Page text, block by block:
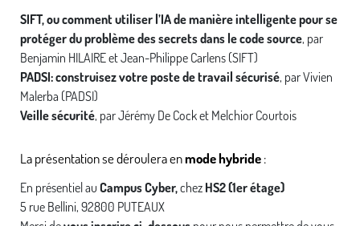
SIFT, ou comment utiliser l’IA de manière intelligente pour se
protéger du problème des secrets dans le code source, par
Benjamin HILAIRE et Jean-Philippe Carlens (SIFT)
PADSI: construisez votre poste de travail sécurisé, par Vivien
Malerba (PADSI)
Veille sécurité, par Jérémy De Cock et Melchior Courtois
La présentation se déroulera enmode hybride:
En présentiel au Campus Cyber,chez HS2 (1er étage)
5 rue Bellini, 92800 PUTEAUX